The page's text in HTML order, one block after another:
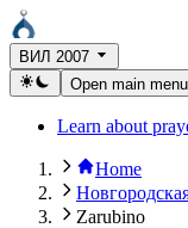
ВИЛ 2007
Open main menu
Learn about
Home
Zarubino